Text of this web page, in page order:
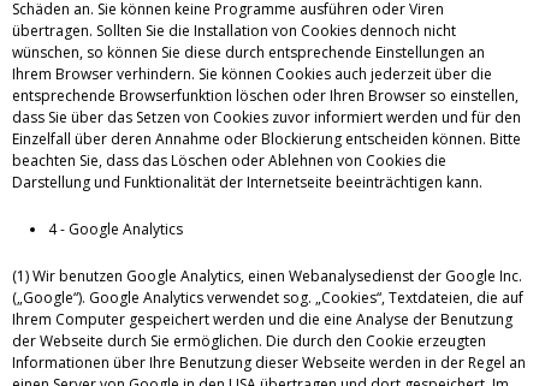
Schäden an. Sie können keine Programme ausführen oder Viren
übertragen. Sollten Sie die Installation von Cookies dennoch nicht
wünschen, so können Sie diese durch entsprechende Einstellungen an
Ihrem Browser verhindern. Sie können Cookies auch jederzeit über die
entsprechende Browserfunktion löschen oder Ihren Browser so einstellen,
dass Sie über das Setzen von Cookies zuvor informiert werden und für den
Einzelfall über deren Annahme oder Blockierung entscheiden können. Bitte
beachten Sie, dass das Löschen oder Ablehnen von Cookies die
Darstellung und Funktionalität der Internetseite beeinträchtigen kann.
4 - Google Analytics
(1) Wir benutzen Google Analytics, einen Webanalysedienst der Google Inc.
(„Google“). Google Analytics verwendet sog. „Cookies“, Textdateien, die auf
Ihrem Computer gespeichert werden und die eine Analyse der Benutzung
der Webseite durch Sie ermöglichen. Die durch den Cookie erzeugten
Informationen über Ihre Benutzung dieser Webseite werden in der Regel an